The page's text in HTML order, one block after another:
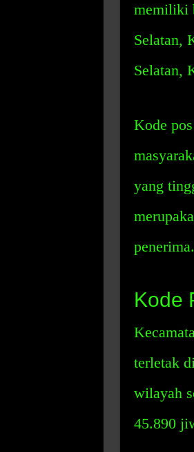
memiliki
Selatan,
Selatan,
Kode
yang
Kode
terletak
wilayah
45.890